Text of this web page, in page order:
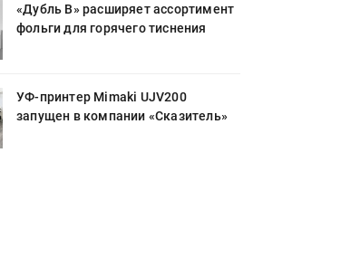
«Дубль В» расширяет ассортимент
фольги для горячего тиснения
УФ-принтер Mimaki UJV200
запущен в компании «Сказитель»